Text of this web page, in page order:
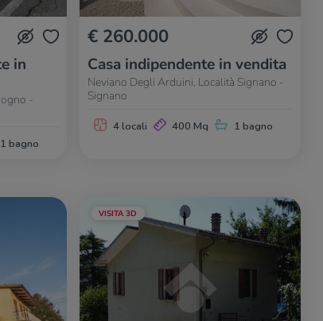
in
-
1 bagno
€ 260.000
Casa indipendente in vendita
Neviano Degli Arduini, Località Signano -
Signano
4 locali 400 Mq 1 bagno
VISITA 3D